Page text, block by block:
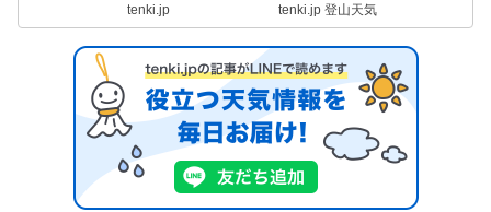
tenki.jp tenki.jp 登山天気